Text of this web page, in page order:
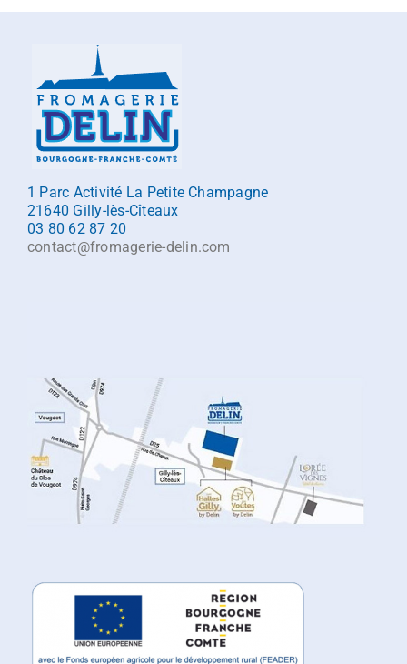
1 Parc Activité La Petite Champagne
21640 Gilly-lès-Cîteaux
03 80 62 87 20
contact@fromagerie-delin.com